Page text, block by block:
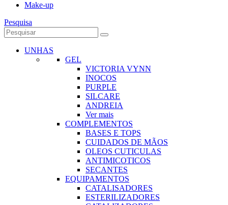
Make-up
Pesquisa
UNHAS
GEL
VICTORIA VYNN
INOCOS
PURPLE
SILCARE
ANDREIA
Ver mais
COMPLEMENTOS
BASES E TOPS
CUIDADOS DE MÃOS
OLEOS CUTICULAS
ANTIMICOTICOS
SECANTES
EQUIPAMENTOS
CATALISADORES
ESTERILIZADORES